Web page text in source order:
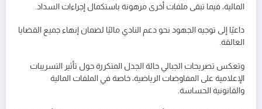
المالية، فيما تبقى ملفات أخرى مرهونة باستكمال إجراءات السداد.
داعيًا إلى توجيه الجهود نحو دعم النادي ماليًا لضمان إنهاء جميع القضايا
العالقة.
وتعكس تصريحات الجبالي حالة الجدل المتكررة حول تأثير التسريبات
الإعلامية على المفاوضات الرياضية، خاصة في الملفات المالية
والقانونية الحساسة.